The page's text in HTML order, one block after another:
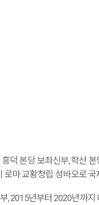
덕 본당 보좌신부, 학산
마 교황청립 성바오로
, 2015년부터 2020년까